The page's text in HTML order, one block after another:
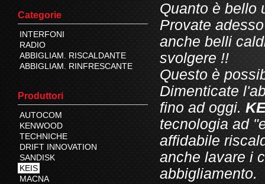
Categorie
INTERFONI
RADIO
ABBIGLIAM. RISCALDANTE
ABBIGLIAM. RINFRESCANTE
Produttori
AUTOCOM
KENWOOD
TECHNICHE
DRIFT INNOVATION
SANDISK
KEIS
MACNA
Quanto è bello
Provate
anche belli
svolgere !!
Questo è
Dimenticate
fino ad oggi.
tecnologia ad
affidabile
anche lavare i
abbigliamento.